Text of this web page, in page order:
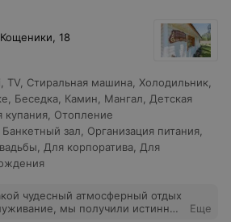
18
TV Стиральная машина Холодильник
Беседка Камин Мангал
Детская
купания Отопление
Банкетный зал Организация питания
Для корпоратива Для
чудесный атмосферный отдых
мы получили истинное
Еще